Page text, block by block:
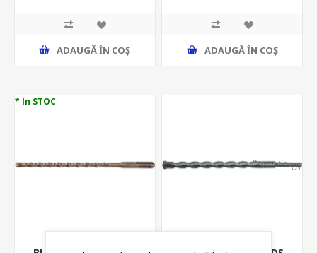
ADAUGĂ ȊN COŞ ADAUGĂ ȊN COŞ
* In STOC